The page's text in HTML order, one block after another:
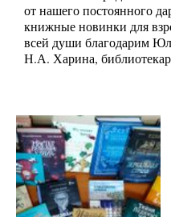
от нашего постоянного
книжные новинки для
всей души благодарим
Н.А. Харина,